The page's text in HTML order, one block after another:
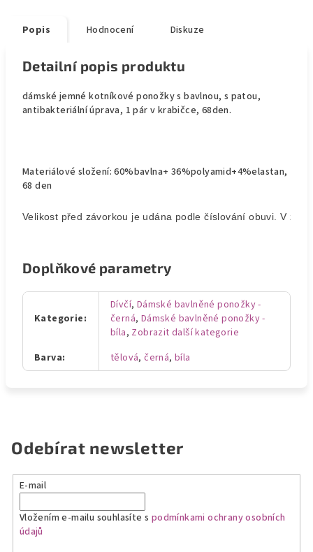
Popis Hodnocení Diskuze
Detailní popis produktu
dámské jemné kotníkové ponožky s bavlnou, s patou,
antibakteriální úprava, 1 pár v krabičce, 68den.
Materiálové složení: 60%bavlna+ 36%polyamid+4%elastan,
68 den
Velikost před závorkou je udána podle číslování obuvi. V
Doplňkové parametry
Kategorie:
Dívčí, Dámské bavlněné ponožky -
černá, Dámské bavlněné ponožky -
bíla, Zobrazit další kategorie
Barva: tělová,černá,bíla
Odebírat newsletter
E-mail
Vložením e-mailu souhlasíte s podmínkami ochrany osobních
údajů